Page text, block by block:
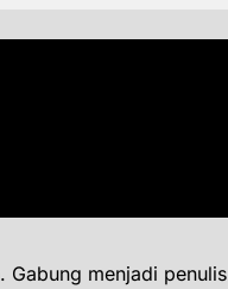
Gabung menjadi penulis